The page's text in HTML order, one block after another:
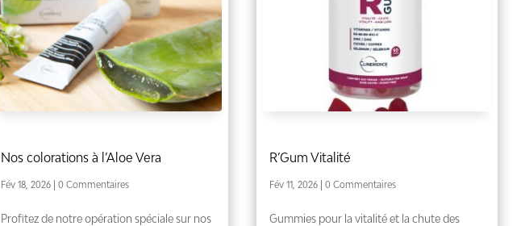
Nos colorations à l’Aloe Vera
Fév 18, 2026 | 0 Commentaires
Profitez de notre opération spéciale sur nos
R’Gum Vitalité
Fév 11, 2026 | 0 Commentaires
Gummies pour la vitalité et la chute des